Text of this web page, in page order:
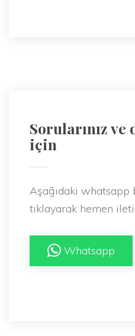
Sorularınız
için
Aşağıdaki whatsapp
tıklayarak hemen
Whatsapp